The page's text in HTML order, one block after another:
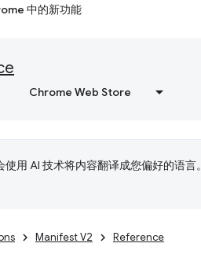
中的新功能
Chrome Web Store
使用 AI 技术将内容翻译成您偏好的语言
Manifest V2 Reference